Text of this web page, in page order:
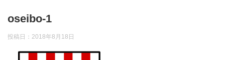
oseibo-1
投稿日： 2018年8月18日